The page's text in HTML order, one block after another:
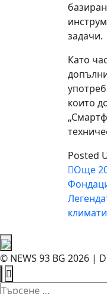
задачи.
Като
които
Posted
Още
© NEWS 93 BG 2026 |
Търсене